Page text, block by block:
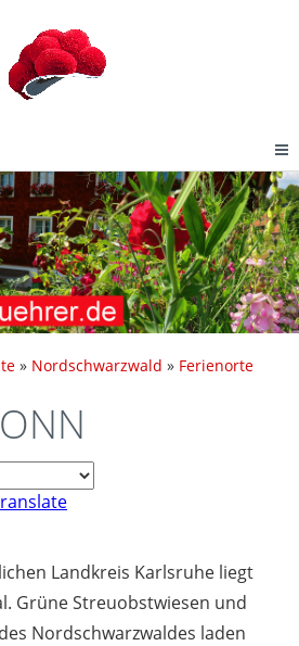
» Nordschwarzwald » Ferienorte
Landkreis Karlsruhe liegt
Grüne Streuobstwiesen und
Nordschwarzwaldes laden